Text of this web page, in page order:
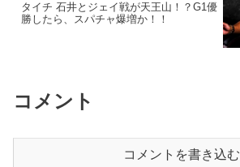
タイチ 石井とジェイ戦が天王山！？G1優
勝したら、スパチャ爆増か！！
コメント
コメントを書き込む